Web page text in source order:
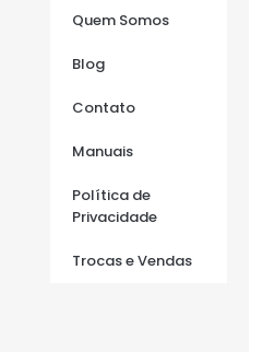
Quem Somos
Blog
Contato
Manuais
Política de
Privacidade
Trocas e Vendas